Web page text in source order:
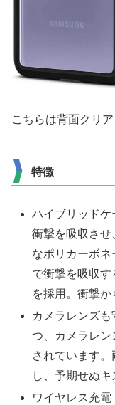
こちらは背面クリ
特徴
ハイブリッド
衝撃を吸収させ
なポリカーボ
で衝撃を吸収す
を採用。衝撃か
カメラレンズ
つ、カメラレ
されています
し、予期せぬキ
ワイヤレス充電